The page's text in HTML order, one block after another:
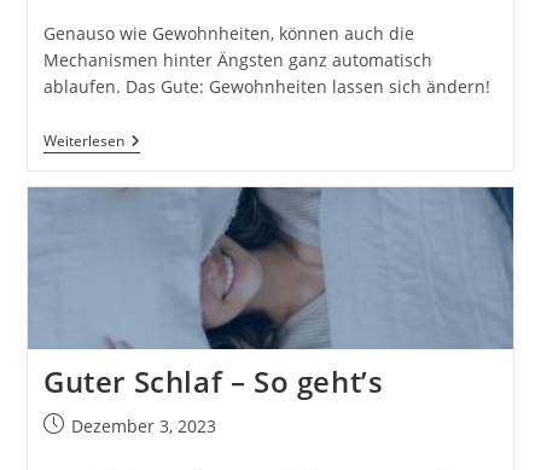
Genauso wie Gewohnheiten, können auch die
Mechanismen hinter Ängsten ganz automatisch
ablaufen. Das Gute: Gewohnheiten lassen sich ändern!
WeiterlesenAngst
Ist
Gewohnheit
Verändern
Guter Schlaf – So geht’s
BeitragDezember 3, 2023